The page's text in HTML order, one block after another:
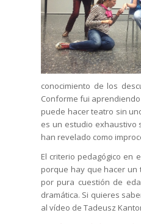
conocimiento de los
Conforme fui
puede hacer teatro sin
es un estudio exhaustivo
han revelado como
El criterio pedagógico en
porque hay que hacer
por pura cuestión de
dramática. Si quieres
al vídeo de Tadeusz